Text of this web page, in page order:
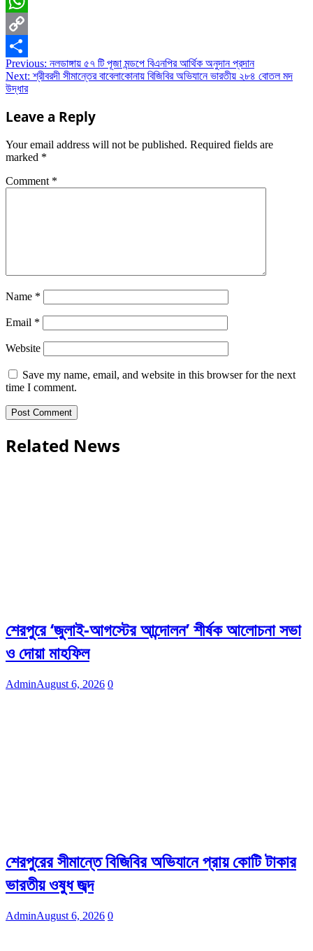
WhatsApp
Copy
Link
Share
Post
navigation
Previous: নলডাঙ্গায় ৫৭ টি পূজা মন্ডপে বিএনপির আর্থিক অনুদান প্রদান
Next: শ্রীবরদী সীমান্তের বাবেলাকোনায় বিজিবির অভিযানে ভারতীয় ২৮৪ বোতল মদ
উদ্ধার
Leave a Reply
Your email address will not be published. Required fields are
marked *
Comment *
Name *
Email *
Website
Save my name, email, and website in this browser for the next
time I comment.
Related News
শেরপুরে ‘জুলাই-আগস্টের আন্দোলন’ শীর্ষক আলোচনা সভা
ও দোয়া মাহফিল
AdminAugust 6, 2026 0
শেরপুরের সীমান্তে বিজিবির অভিযানে প্রায় কোটি টাকার
ভারতীয় ওষুধ জব্দ
AdminAugust 6, 2026 0